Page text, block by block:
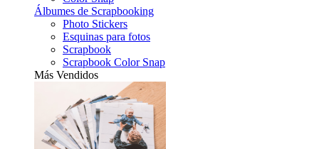
Álbumes de Scrapbooking
Photo Stickers
Esquinas para fotos
Scrapbook
Scrapbook Color Snap
Más Vendidos